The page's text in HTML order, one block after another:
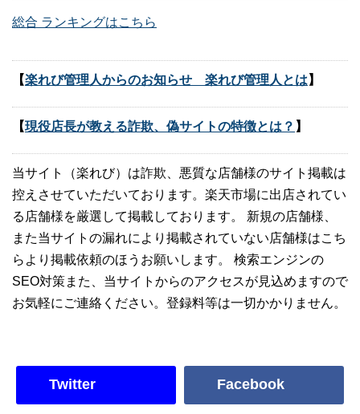
総合 ランキングはこちら
【楽れび管理人からのお知らせ 楽れび管理人とは 】
【現役店長が教える詐欺、偽サイトの特徴とは？ 】
当サイト（楽れび）は詐欺、悪質な店舗様のサイト掲載は
控えさせていただいております。楽天市場に出店されてい
る店舗様を厳選して掲載しております。 新規の店舗様、
また当サイトの漏れにより掲載されていない店舗様はこち
らより掲載依頼のほうお願いします。 検索エンジンの
SEO対策また、当サイトからのアクセスが見込めますので
お気軽にご連絡ください。登録料等は一切かかりません。
Twitter Facebook